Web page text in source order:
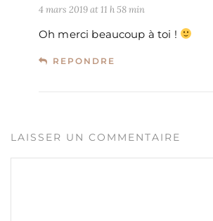
4 mars 2019 at 11 h 58 min
Oh merci beaucoup à toi !
REPONDRE
LAISSER UN COMMENTAIRE